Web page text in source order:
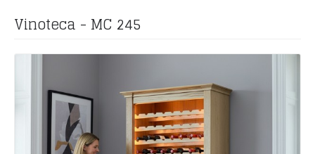
Vinoteca - MC 245